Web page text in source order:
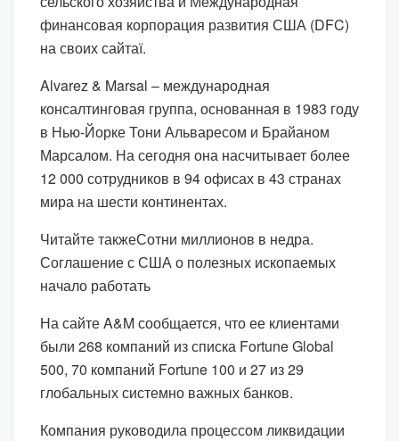
финансовая корпорация развития США (DFC)
на своих сайтаї.
Alvarez & Marsal – международная
консалтинговая группа, основанная в 1983 году
в Нью-Йорке Тони Альваресом и Брайаном
Марсалом. На сегодня она насчитывает более
12 000 сотрудников в 94 офисах в 43 странах
мира на шести континентах.
Читайте такжеСотни миллионов в недра.
Соглашение с США о полезных ископаемых
начало работать
На сайте A&M сообщается, что ее клиентами
были 268 компаний из списка Fortune Global
500, 70 компаний Fortune 100 и 27 из 29
глобальных системно важных банков.
Компания руководила процессом ликвидации